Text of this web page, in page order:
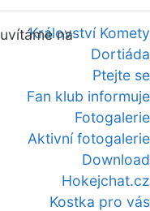
Království Komety
Dortiáda
Ptejte se
Fan klub informuje
Fotogalerie
Aktivní fotogalerie
Download
Hokejchat.cz
Kostka pro vás
na